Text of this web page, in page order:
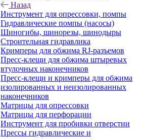
Назад
Инструмент для опрессовки, помпы
Гидравлические помпы (насосы)
Шиногибы, шинорезы, шинодыры
Строительная гидравлика
Кримперы для обжима RJ-разъемов
Пресс-клещи для обжима штыревых
втулочных наконечников
Пресс-клещи и кримперы для обжима
изолированных и неизолированных
наконечников
Матрицы для опрессовки
Матрицы для перфорации
Инструмент для пробивки отверстии
Прессы гидравлические и